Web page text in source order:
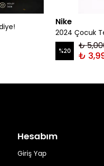
Nike
2024 Çocuk
%20 ₺
₺
Hesabım
Giriş Yap